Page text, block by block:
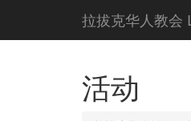
拉拔克华人教会
活动